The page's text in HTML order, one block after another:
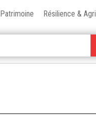
Patrimoine Résilience & Agri